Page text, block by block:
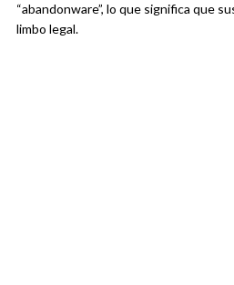
“abandonware”, lo que significa que
limbo legal.